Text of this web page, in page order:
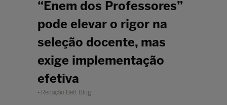
“Enem dos Professores”
pode elevar o rigor na
seleção docente, mas
exige implementação
efetiva
Redação Bett Blog